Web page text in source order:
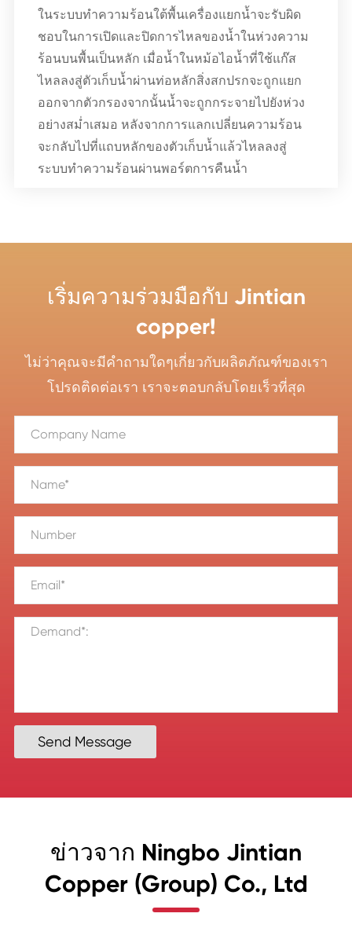
ในระบบทำความร้อนใต้พื้นเครื่องแยกน้ำจะรับผิด
ชอบในการเปิดและปิดการไหลของน้ำในห่วงความ
ร้อนบนพื้นเป็นหลัก เมื่อน้ำในหม้อไอน้ำที่ใช้แก๊ส
ไหลลงสู่ตัวเก็บน้ำผ่านท่อหลักสิ่งสกปรกจะถูกแยก
ออกจากตัวกรองจากนั้นน้ำจะถูกกระจายไปยังห่วง
อย่างสม่ำเสมอ หลังจากการแลกเปลี่ยนความร้อน
จะกลับไปที่แถบหลักของตัวเก็บน้ำแล้วไหลลงสู่
ระบบทำความร้อนผ่านพอร์ตการคืนน้ำ
เริ่มความร่วมมือกับ Jintian
copper!
ไม่ว่าคุณจะมีคำถามใดๆเกี่ยวกับผลิตภัณฑ์ของเรา
โปรดติดต่อเรา เราจะตอบกลับโดยเร็วที่สุด
Send Message
ข่าวจาก Ningbo Jintian
Copper (Group) Co., Ltd